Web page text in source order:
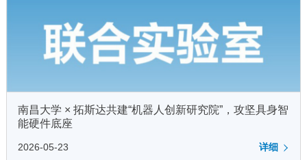
南昌大学 × 拓斯达共建“机器人创新研究院”，攻坚具身智
能硬件底座
2026-05-23 详细